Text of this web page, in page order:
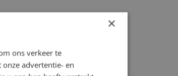
×
ons verkeer te
advertentie- en